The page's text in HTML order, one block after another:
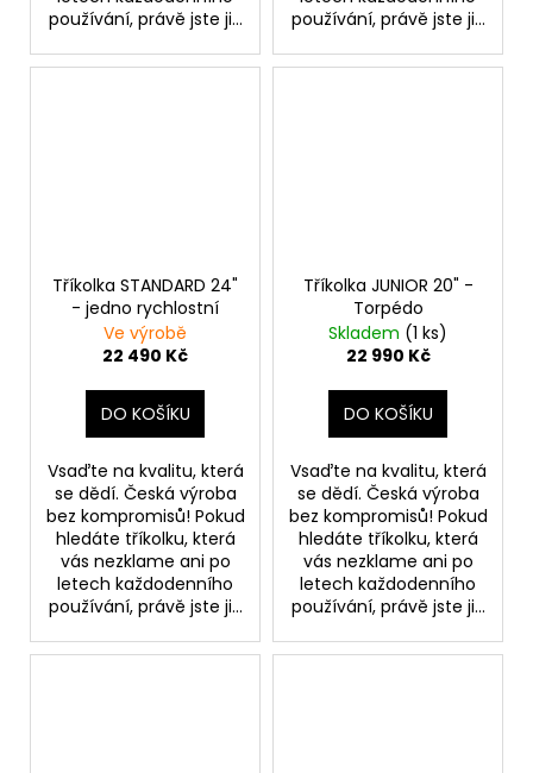
používání, právě jste ji...
používání, právě jste ji...
Tříkolka STANDARD 24"
- jedno rychlostní
Ve výrobě
22 490 Kč
DO KOŠÍKU
Vsaďte na kvalitu, která
se dědí. Česká výroba
bez kompromisů! Pokud
hledáte tříkolku, která
vás nezklame ani po
letech každodenního
používání, právě jste ji...
Tříkolka JUNIOR 20" -
Torpédo
Skladem (1 ks)
22 990 Kč
DO KOŠÍKU
Vsaďte na kvalitu, která
se dědí. Česká výroba
bez kompromisů! Pokud
hledáte tříkolku, která
vás nezklame ani po
letech každodenního
používání, právě jste ji...